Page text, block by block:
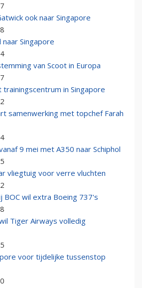
ook naar Singapore
Singapore
van Scoot in Europa
in Singapore
samenwerking met topchef Farah
9 mei met A350 naar Schiphol
vliegtuig voor verre vluchten
BOC wil extra Boeing 737's
Tiger Airways volledig
voor tijdelijke tussenstop